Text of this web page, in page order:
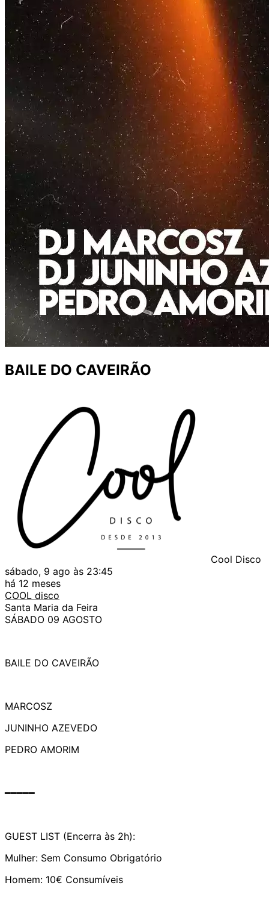
BAILE DO CAVEIRÃO
Cool Disco
sábado, 9 ago às 23:45
há 12 meses
COOL disco
Santa Maria da Feira
SÁBADO 09 AGOSTO
BAILE DO CAVEIRÃO
MARCOSZ
JUNINHO AZEVEDO
PEDRO AMORIM
━━━━━
GUEST LIST (Encerra às 2h):
Mulher: Sem Consumo Obrigatório
Homem: 10€ Consumíveis